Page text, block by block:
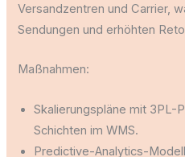
Versandzentren und Carrier,
Sendungen und erhöhten
Maßnahmen:
Skalierungspläne mit 3PL-
Schichten im WMS.
Predictive-Analytics-